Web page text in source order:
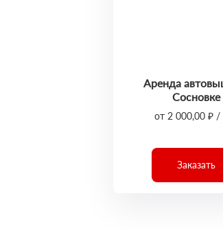
Аренда
Сосновке
от 2 000,00 ₽ /
Заказать